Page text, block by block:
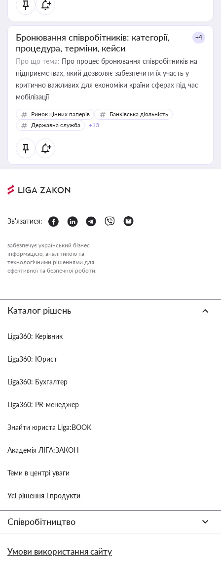
Бронювання співробітників: категорії,
процедура, терміни, кейси
+4
Про що тема: Про процес бронювання співробітників на
підприємствах, який дозволяє забезпечити їх участь у
критично важливих для економіки країни сферах під час
мобілізації
Ринок цінних паперів
Банківська діяльність
Державна служба
+13
Зв'язатися:
забезпечує український бізнес
інформацією, аналітикою та
технологічними рішеннями для
ефективної та безпечної роботи.
Каталог рішень
Liga360: Керівник
Liga360: Юрист
Liga360: Бухгалтер
Liga360: PR-менеджер
Знайти юриста Liga:BOOK
Академія ЛІГА:ЗАКОН
Теми в центрі уваги
Усі рішення і продукти
Співробітництво
Умови використання сайту